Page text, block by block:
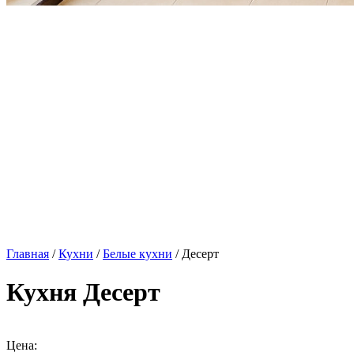
Главная /Кухни /Белые кухни / Десерт
Кухня Десерт
Цена: